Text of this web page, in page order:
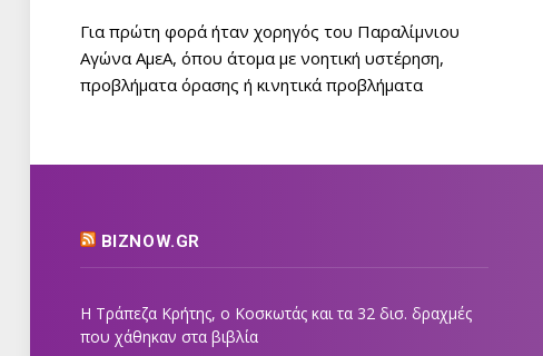
Για πρώτη φορά ήταν χορηγός του Παραλίμνιου
Αγώνα ΑμεΑ, όπου άτομα με νοητική υστέρηση,
προβλήματα όρασης ή κινητικά προβλήματα
BIZNOW.GR
Η Τράπεζα Κρήτης, ο Κοσκωτάς και τα 32 δισ. δραχμές
που χάθηκαν στα βιβλία